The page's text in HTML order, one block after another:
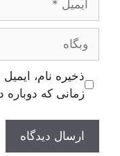
وبگاه
ذخیره نام،
زمانی که